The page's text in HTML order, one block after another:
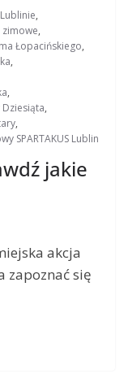
,
,
Łopacińskiego,
,
,
,
,
SPARTAKUS Lublin
jakie
akcja
zapoznać się